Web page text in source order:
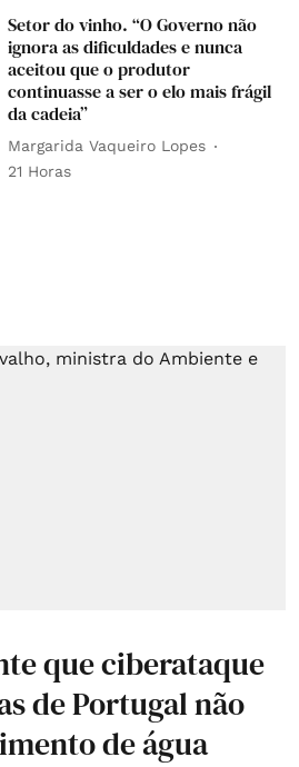
Setor do vinho. “O Governo não
ignora as dificuldades e nunca
aceitou que o produtor
continuasse a ser o elo mais frágil
da cadeia”
Margarida Vaqueiro Lopes
21 Horas
que ciberataque
de Portugal não
de água